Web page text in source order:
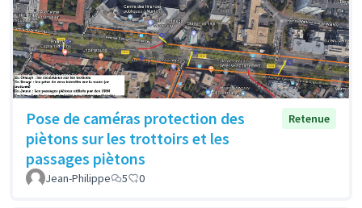
Pose de caméras protection des
piètons sur les trottoirs et les
passages piètons
Retenue
Jean-Philippe 5 0